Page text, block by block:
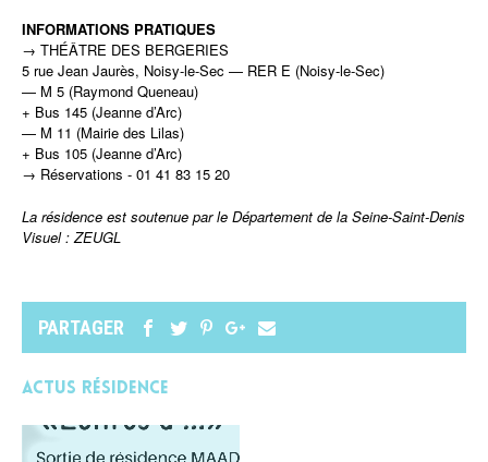
INFORMATIONS PRATIQUES
→ THÉÂTRE DES BERGERIES
5 rue Jean Jaurès, Noisy-le-Sec — RER E (Noisy-le-Sec)
— M 5 (Raymond Queneau)
+ Bus 145 (Jeanne d’Arc)
— M 11 (Mairie des Lilas)
+ Bus 105 (Jeanne d’Arc)
→ Réservations - 01 41 83 15 20
La résidence est soutenue par le Département de la Seine-Saint-Denis
Visuel : ZEUGL
PARTAGER
Actus Résidence